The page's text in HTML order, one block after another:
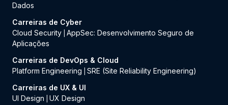
Dados
Carreiras de Cyber
Cloud Security AppSec: Desenvolvimento Seguro de
Aplicações
Carreiras de DevOps & Cloud
Platform Engineering
SRE (Site Reliability Engineering)
Carreiras de UX & UI
UI Design
UX Design